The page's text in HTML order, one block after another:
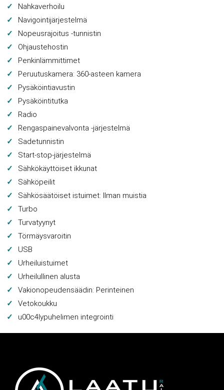
Nahkaverhoilu
Navigointijärjestelmä
Nopeusrajoitus -tunnistin
Ohjaustehostin
Penkinlämmittimet
Peruutuskamera: 360-asteen kamera
Pysäköintiavustin
Pysäköintitutka
Radio
Rengaspainevalvonta -järjestelmä
Sadetunnistin
Start-stop-järjestelmä
Sähkökäyttöiset ikkunat
Sähköpeilit
Sähkösäätöiset istuimet: Ilman muistia
Turbo
Turvatyynyt
Törmäysvaroitin
USB
Urheiluistuimet
Urheilullinen alusta
Vakionopeudensäädin: Perinteinen
Vetokoukku
u00c4lypuhelimen integrointi